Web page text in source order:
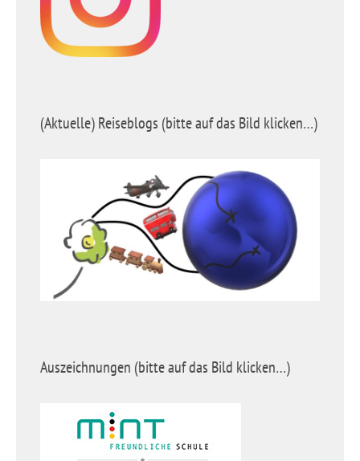
(Aktuelle) Reiseblogs (bitte auf das Bild klicken…)
Auszeichnungen (bitte auf das Bild klicken…)